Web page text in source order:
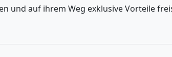
und auf ihrem Weg exklusive Vorteile